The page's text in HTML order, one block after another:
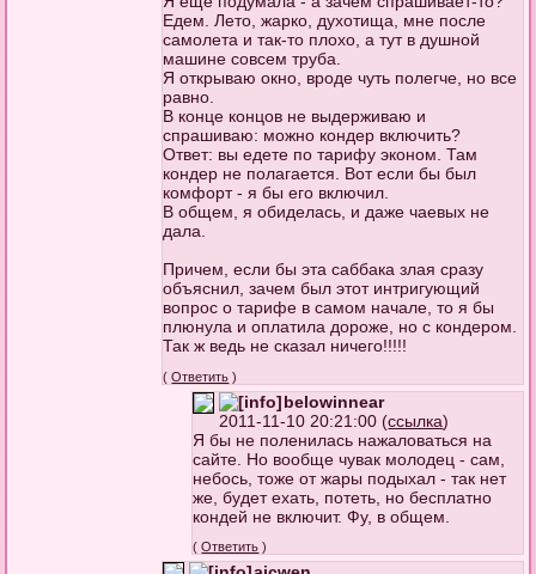
Едем. Лето, жарко, духотища, мне после
самолета и так-то плохо, а тут в душной
машине совсем труба.
Я открываю окно, вроде чуть полегче, но все
равно.
В конце концов не выдерживаю и
спрашиваю: можно кондер включить?
Ответ: вы едете по тарифу эконом. Там
кондер не полагается. Вот если бы был
комфорт - я бы его включил.
В общем, я обиделась, и даже чаевых не
дала.
Причем, если бы эта саббака злая сразу
объяснил, зачем был этот интригующий
вопрос о тарифе в самом начале, то я бы
плюнула и оплатила дороже, но с кондером.
Так ж ведь не сказал ничего!!!!!
(Ответить )
belowinnear
2011-11-10 20:21:00 (ссылка)
Я бы не поленилась нажаловаться на
сайте. Но вообще чувак молодец - сам,
небось, тоже от жары подыхал - так нет
же, будет ехать, потеть, но бесплатно
кондей не включит. Фу, в общем.
(Ответить )